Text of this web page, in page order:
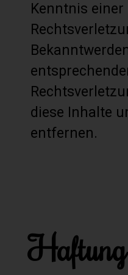
Kenntnis
diese Inhalte
entfernen.
Haftung